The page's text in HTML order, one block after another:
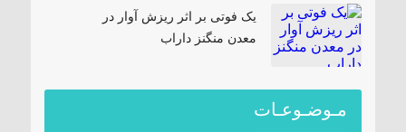
یک فوتی بر اثر ریزش آوار در
معدن منگنز داراب
مـوضـوعـات